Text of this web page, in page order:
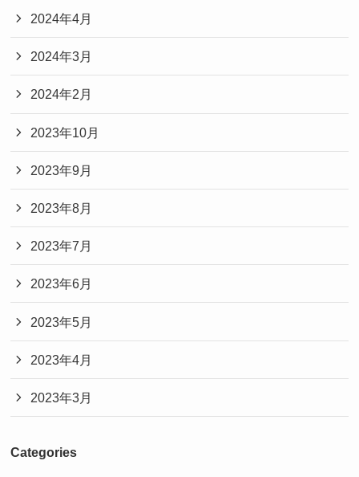
2024年4月
2024年3月
2024年2月
2023年10月
2023年9月
2023年8月
2023年7月
2023年6月
2023年5月
2023年4月
2023年3月
Categories